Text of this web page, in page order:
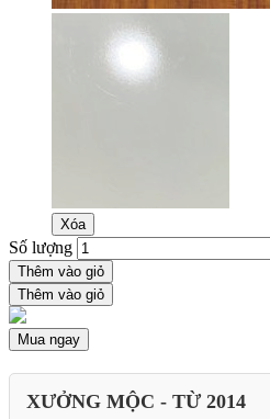
Xóa
Số lượng
Thêm vào giỏ
Thêm vào giỏ
Mua ngay
XƯỞNG MỘC - TỪ 2014